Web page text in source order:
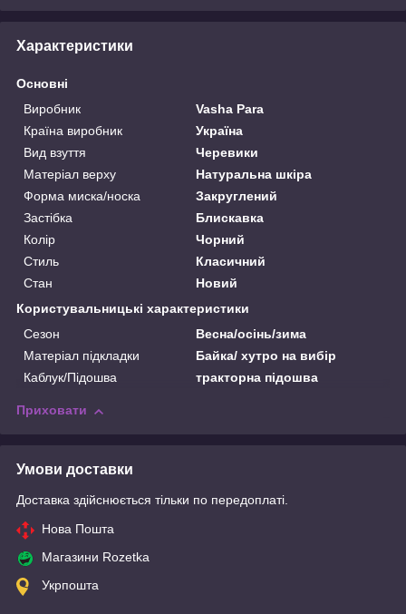
Характеристики
Основні
Виробник
Vasha Para
Країна виробник
Україна
Вид взуття
Черевики
Матеріал верху
Натуральна шкіра
Форма миска/носка
Закруглений
Застібка
Блискавка
Колір
Чорний
Стиль
Класичний
Стан
Новий
Користувальницькі характеристики
Сезон
Весна/осінь/зима
Матеріал підкладки
Байка/ хутро на вибір
Каблук/Підошва
тракторна підошва
Приховати
Умови доставки
Доставка здійснюється тільки по передоплаті.
Нова Пошта
Магазини Rozetka
Укрпошта